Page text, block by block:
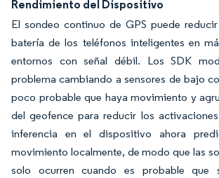
Rendimiento del Dispositivo
El sondeo continuo de GPS puede
batería de los teléfonos inteligentes en
entornos con señal débil. Los SDK
problema cambiando a sensores de bajo
poco probable que haya movimiento y
del geofence para reducir los
inferencia en el dispositivo ahora
movimiento localmente, de modo que las
solo ocurren cuando es probable que